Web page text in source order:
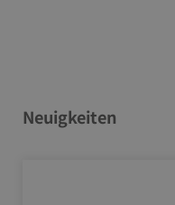
Neuigkeiten